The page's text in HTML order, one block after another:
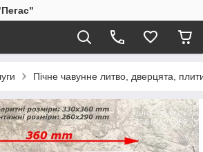
Пічне чавунне литво, дверцята,